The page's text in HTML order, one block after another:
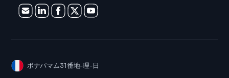
ボナパマム31番地-理-日